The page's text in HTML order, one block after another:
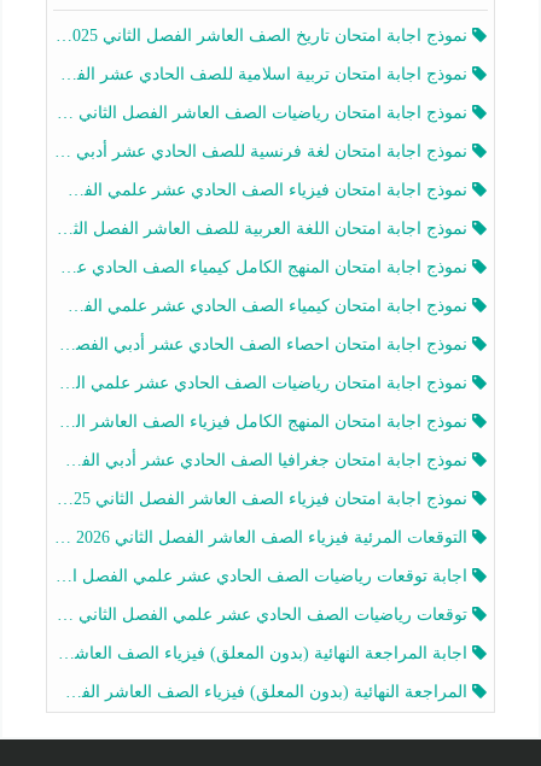
نموذج اجابة امتحان تاريخ الصف العاشر الفصل الثاني 2025-2026
نموذج اجابة امتحان تربية اسلامية للصف الحادي عشر الفصل الثاني 2025-2026
نموذج اجابة امتحان رياضيات الصف العاشر الفصل الثاني 2025-2026
نموذج اجابة امتحان لغة فرنسية للصف الحادي عشر أدبي الفصل الثاني 2025-2026
نموذج اجابة امتحان فيزياء الصف الحادي عشر علمي الفصل الثاني 2025-2026
نموذج اجابة امتحان اللغة العربية للصف العاشر الفصل الثاني 2025-2026
نموذج اجابة امتحان المنهج الكامل كيمياء الصف الحادي عشر علمي الفصل الثاني 2025-2026
نموذج اجابة امتحان كيمياء الصف الحادي عشر علمي الفصل الثاني 2025-2026
نموذج اجابة امتحان احصاء الصف الحادي عشر أدبي الفصل الثاني 2025-2026
نموذج اجابة امتحان رياضيات الصف الحادي عشر علمي الفصل الثاني 2025-2026
نموذج اجابة امتحان المنهج الكامل فيزياء الصف العاشر الفصل الثاني 2025-2026
نموذج اجابة امتحان جغرافيا الصف الحادي عشر أدبي الفصل الثاني 2025-2026
نموذج اجابة امتحان فيزياء الصف العاشر الفصل الثاني 2025-2026
التوقعات المرئية فيزياء الصف العاشر الفصل الثاني 2026 أ هيثم الليثي
اجابة توقعات رياضيات الصف الحادي عشر علمي الفصل الثاني 2025-2026 أ عمرو فايز
توقعات رياضيات الصف الحادي عشر علمي الفصل الثاني 2025-2026 أ عمرو فايز
اجابة المراجعة النهائية (بدون المعلق) فيزياء الصف العاشر الفصل الثاني أ أحمد نبيه
المراجعة النهائية (بدون المعلق) فيزياء الصف العاشر الفصل الثاني أ أحمد نبيه